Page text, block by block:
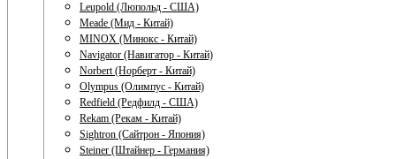
Leupold (Люпольд - США)
Meade (Мид - Китай)
MINOX (Минокс - Китай)
Navigator (Навигатор - Китай)
Norbert (Норберт - Китай)
Olympus (Олимпус - Китай)
Redfield (Редфилд - США)
Rekam (Рекам - Китай)
Sightron (Сайтрон - Япония)
Steiner (Штайнер - Германия)